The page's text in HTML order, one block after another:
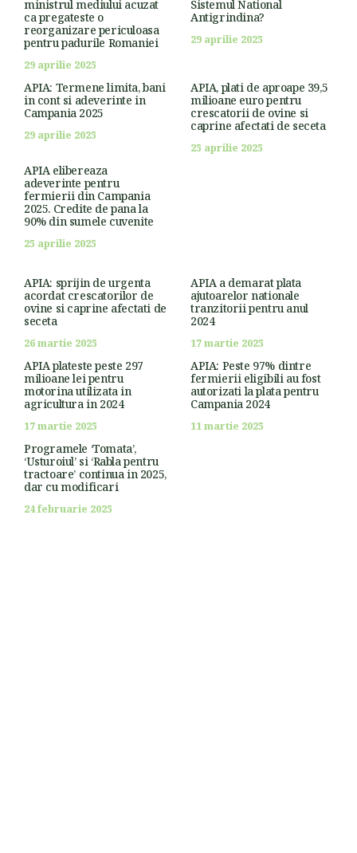
ministrul mediului acuzat
ca pregateste o
reorganizare periculoasa
pentru padurile Romaniei
29 aprilie 2025
Sistemul National
Antigrindina?
29 aprilie 2025
APIA: Termene limita, bani
in cont si adeverinte in
Campania 2025
29 aprilie 2025
APIA, plati de aproape 39,5
milioane euro pentru
crescatorii de ovine si
caprine afectati de seceta
25 aprilie 2025
APIA elibereaza
adeverinte pentru
fermierii din Campania
2025. Credite de pana la
90% din sumele cuvenite
25 aprilie 2025
APIA: sprijin de urgenta
acordat crescatorilor de
ovine si caprine afectati de
seceta
26 martie 2025
APIA a demarat plata
ajutoarelor nationale
tranzitorii pentru anul
2024
17 martie 2025
APIA plateste peste 297
milioane lei pentru
motorina utilizata in
agricultura in 2024
17 martie 2025
APIA: Peste 97% dintre
fermierii eligibili au fost
autorizati la plata pentru
Campania 2024
11 martie 2025
Programele ‘Tomata’,
‘Usturoiul’ si ‘Rabla pentru
tractoare’ continua in 2025,
dar cu modificari
24 februarie 2025